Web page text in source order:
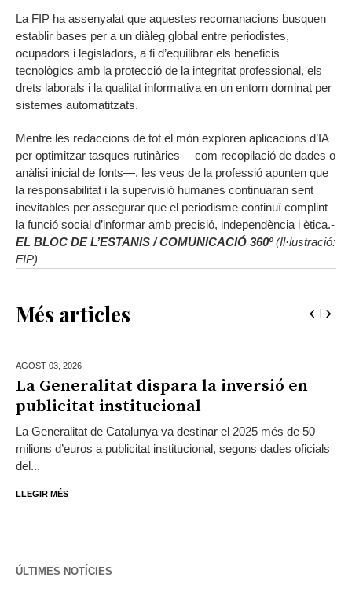
La FIP ha assenyalat que aquestes recomanacions busquen
establir bases per a un diàleg global entre periodistes,
ocupadors i legisladors, a fi d’equilibrar els beneficis
tecnològics amb la protecció de la integritat professional, els
drets laborals i la qualitat informativa en un entorn dominat per
sistemes automatitzats.
Mentre les redaccions de tot el món exploren aplicacions d’IA
per optimitzar tasques rutinàries —com recopilació de dades o
anàlisi inicial de fonts—, les veus de la professió apunten que
la responsabilitat i la supervisió humanes continuaran sent
inevitables per assegurar que el periodisme continuï complint
la funció social d’informar amb precisió, independència i ètica.-
EL BLOC DE L’ESTANIS / COMUNICACIÓ 360º(Il·lustració:
FIP)
Més articles
AGOST 03, 2026
La Generalitat dispara la inversió en
publicitat institucional
La Generalitat de Catalunya va destinar el 2025 més de 50
milions d’euros a publicitat institucional, segons dades oficials
del...
LLEGIR MÉS
ÚLTIMES NOTÍCIES